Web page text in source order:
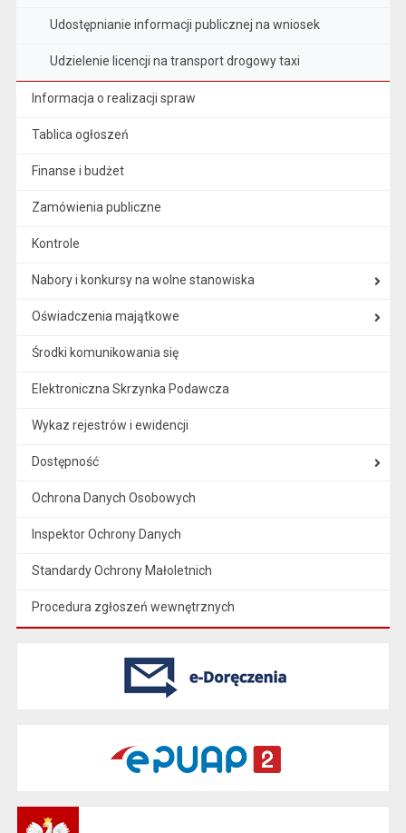
Udostępnianie informacji publicznej na wniosek
Udzielenie licencji na transport drogowy taxi
Informacja o realizacji spraw
Tablica ogłoszeń
Finanse i budżet
Zamówienia publiczne
Kontrole
Nabory i konkursy na wolne stanowiska
Oświadczenia majątkowe
Środki komunikowania się
Elektroniczna Skrzynka Podawcza
Wykaz rejestrów i ewidencji
Dostępność
Ochrona Danych Osobowych
Inspektor Ochrony Danych
Standardy Ochrony Małoletnich
Procedura zgłoszeń wewnętrznych